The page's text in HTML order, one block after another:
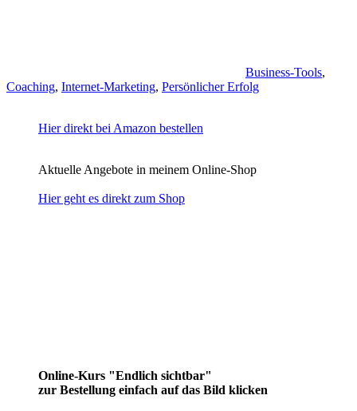
Business-Tools,
Coaching, Internet-Marketing, Persönlicher Erfolg
Hier direkt bei Amazon bestellen
Aktuelle Angebote in meinem Online-Shop
Hier geht es direkt zum Shop
Online-Kurs "Endlich sichtbar"
zur Bestellung einfach auf das Bild klicken